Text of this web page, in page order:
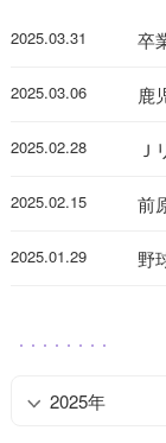
2025.03.31 卒
2025.03.06 鹿
2025.02.28
2025.02.15 前
2025.01.29 野
2025年